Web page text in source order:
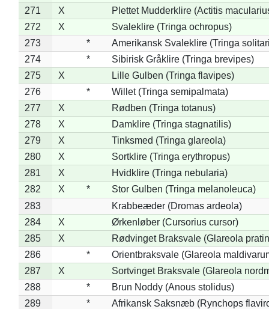
271
X
Plettet Mudderklire (Actitis
272
X
Svaleklire (Tringa ochropus)
273
*
Amerikansk Svaleklire (Tringa
274
*
Sibirisk Gråklire (Tringa brevipes)
275
X
Lille Gulben (Tringa flavipes)
276
*
Willet (Tringa semipalmata)
277
X
Rødben (Tringa totanus)
278
X
Damklire (Tringa stagnatilis)
279
X
Tinksmed (Tringa glareola)
280
X
Sortklire (Tringa erythropus)
281
X
Hvidklire (Tringa nebularia)
282
X *
Stor Gulben (Tringa melanoleuca)
283
Krabbeæder (Dromas ardeola)
284
X
Ørkenløber (Cursorius cursor)
285
X
Rødvinget Braksvale (Glareola
286
*
Orientbraksvale (Glareola
287
X
Sortvinget Braksvale (Glareola
288
*
Brun Noddy (Anous stolidus)
289
*
Afrikansk Saksnæb (Rynchops